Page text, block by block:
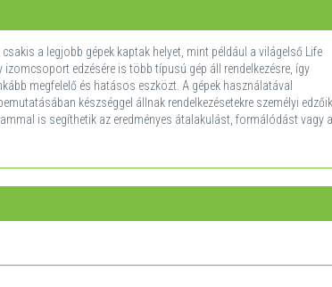
a legjobb gépek kaptak helyet, mint például a világelső Life
izomcsoport edzésére is több típusú gép áll rendelkezésre, így
megfelelő és hatásos eszközt. A gépek használatával
készséggel állnak rendelkezésetekre személyi edzőik,
is segíthetik az eredményes átalakulást, formálódást vagy